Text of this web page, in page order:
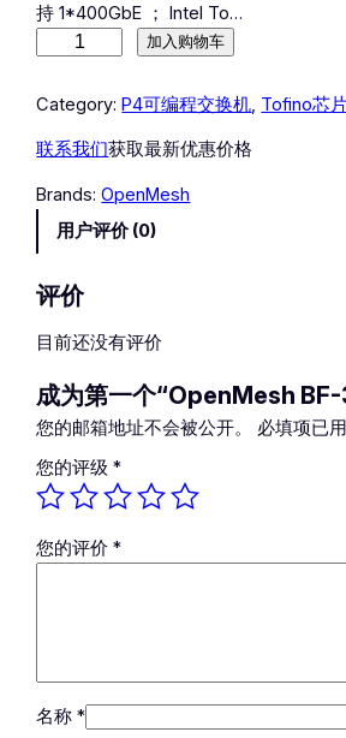
持 1*400GbE ； Intel To…
e
M
s
B
F
3
D
数
量
加入购物车
Category:P4可编程交换机, Tofino芯
联系我们获取最新优惠价格
Brands:OpenMesh
用户评价 (0)
评价
目前还没有评价
成为第一个“OpenMesh
您的邮箱地址不会被公开。 必填项已
您的评级*
您的评价*
名称*